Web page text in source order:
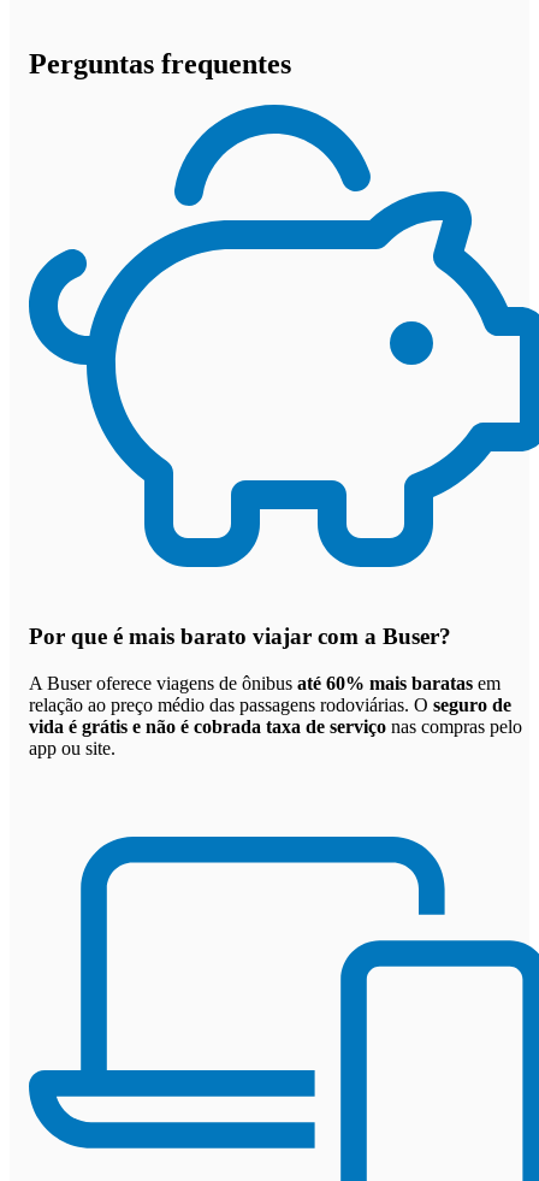
Perguntas frequentes
Por que é mais barato viajar com a Buser?
A Buser oferece viagens de ônibus até 60% mais baratas em
relação ao preço médio das passagens rodoviárias. O seguro de
vida é grátis e não é cobrada taxa de serviço nas compras pelo
app ou site.